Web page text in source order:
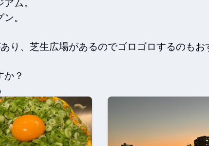
ム。
。
り、芝生広場があるのでゴロゴロするのもお
？